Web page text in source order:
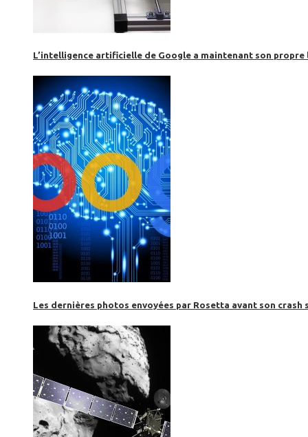
L’intelligence artificielle de Google a maintenant son propre
Les dernières photos envoyées par Rosetta avant son crash